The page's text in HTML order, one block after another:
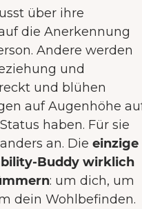
über ihre
die Anerkennung
Andere werden
und
und blühen
auf Augenhöhe
haben. Für sie
an. Die einzige
Buddy wirklich
: um dich, um
dein Wohlbefinden.